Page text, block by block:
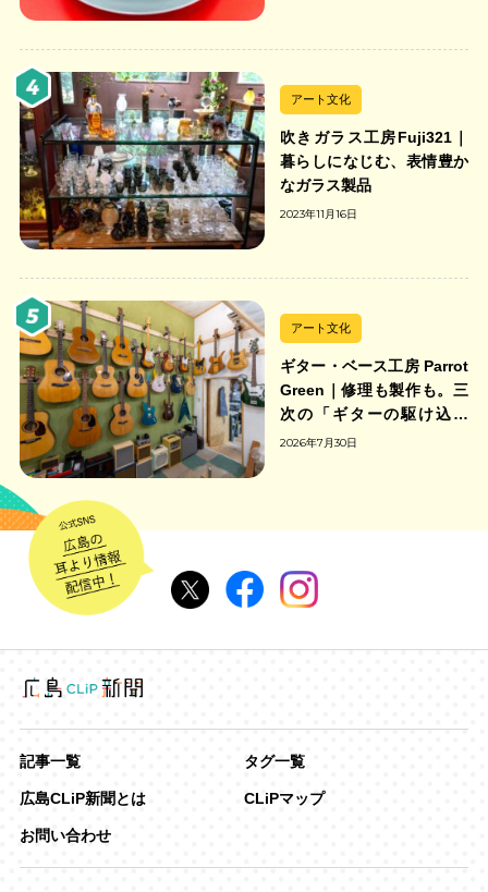
アート文化
吹きガラス工房Fuji321｜
暮らしになじむ、表情豊か
なガラス製品
2023年11月16日
アート文化
ギター・ベース工房 Parrot
Green｜修理も製作も。三
次の「ギターの駆け込み
寺」
2026年7月30日
記事一覧 タグ一覧
広島CLiP新聞とは CLiPマップ
お問い合わせ